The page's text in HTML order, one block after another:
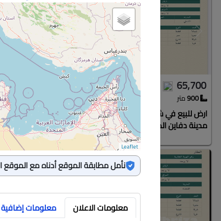
Previous Next
65,700
متر
ارض للبيع في شارع دفاين الضبا, حي دفاين الضباء,
مدينة دفاين الضبا, منطقة حائل
Next
3 غرف|
شقة
مدينة
Next
Leaflet
نأمل مطابقة الموقع أدناه مع
معلومات الاعلان معلومات إضافية